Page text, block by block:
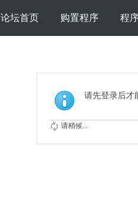
论坛首页 购置程序 程
请先登录后才
请稍候...